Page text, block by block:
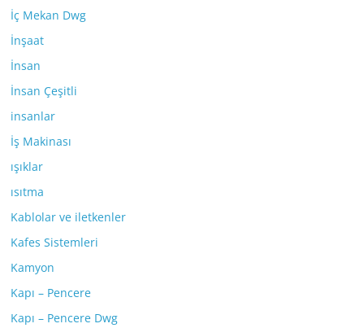
İç Mekan Dwg
İnşaat
İnsan
İnsan Çeşitli
insanlar
İş Makinası
ışıklar
ısıtma
Kablolar ve iletkenler
Kafes Sistemleri
Kamyon
Kapı – Pencere
Kapı – Pencere Dwg